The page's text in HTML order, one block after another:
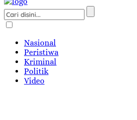
Nasional
Peristiwa
Kriminal
Politik
Video